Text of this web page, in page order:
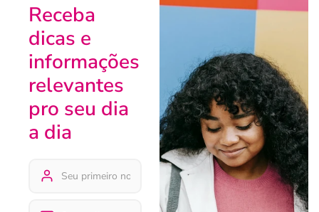
Receba
dicas e
informações
relevantes
pro seu dia
a dia